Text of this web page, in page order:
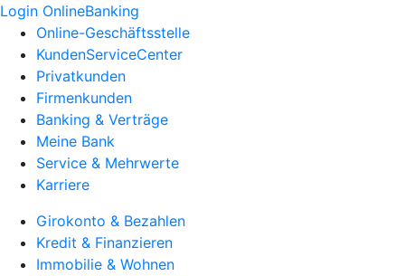
Login OnlineBanking
Online-Geschäftsstelle
KundenServiceCenter
Privatkunden
Firmenkunden
Banking & Verträge
Meine Bank
Service & Mehrwerte
Karriere
Girokonto & Bezahlen
Kredit & Finanzieren
Immobilie & Wohnen